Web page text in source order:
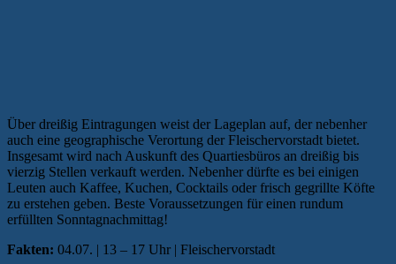
Über dreißig Eintragungen weist der Lageplan auf, der nebenher
auch eine geographische Verortung der Fleischervorstadt bietet.
Insgesamt wird nach Auskunft des Quartiesbüros an dreißig bis
vierzig Stellen verkauft werden. Nebenher dürfte es bei einigen
Leuten auch Kaffee, Kuchen, Cocktails oder frisch gegrillte Köfte
zu erstehen geben. Beste Voraussetzungen für einen rundum
erfüllten Sonntagnachmittag!
Fakten: 04.07. | 13 – 17 Uhr | Fleischervorstadt